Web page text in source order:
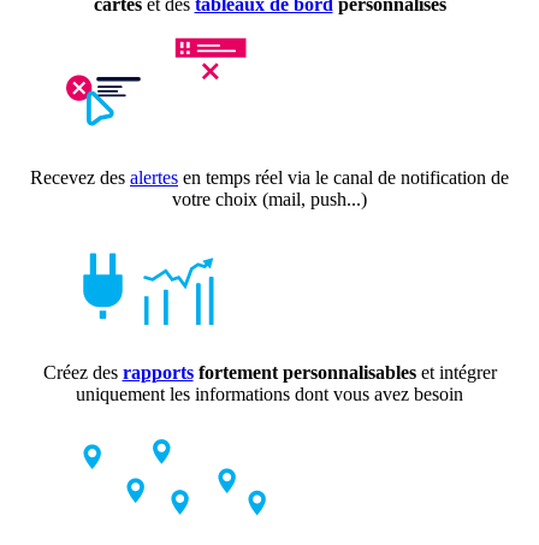
Recevez des alertes en temps réel via le canal de notification de
votre choix (mail, push...)
Créez des rapports fortement personnalisableset intégrer
uniquement les informations dont vous avez besoin